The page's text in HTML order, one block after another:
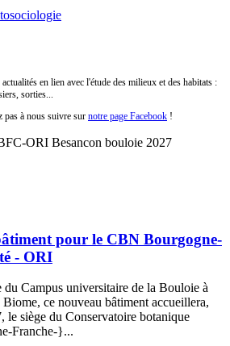
en lien avec l'étude des milieux et des habitats :
sorties...
pas à nous suivre sur notre page Facebook !
pour le CBN Bourgogne-
- ORI
du Campus universitaire de la Bouloie à
ce nouveau bâtiment accueillera,
le siège du Conservatoire botanique
Franche-}...